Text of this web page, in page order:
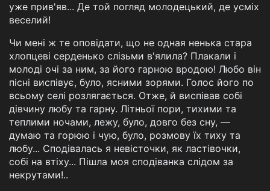
уже прив'яв... Де той погляд молодецький, де усміх
веселий!
Чи мені ж те оповідати, що не одная ненька стара
хлопцеві серденько слізьми в'ялила? Плакали і
молоді очі за ним, за його гарною вродою! Любо він
пісні виспівує, було, ясними зорями. Голос його по
всьому селі розлягається. Отже, й виспівав собі
дівчину любу та гарну. Літньої пори, тихими та
теплими ночами, лежу, було, довго без сну, —
думаю та горюю і чую, було, розмову їх тиху та
любу... Сподівалась я невісточки, як ластівочки,
собі на втіху... Пішла моя сподіванка слідом за
некрутами!..